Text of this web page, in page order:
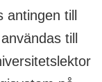
till
till